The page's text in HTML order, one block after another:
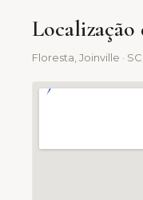
Floresta , Joinville ·